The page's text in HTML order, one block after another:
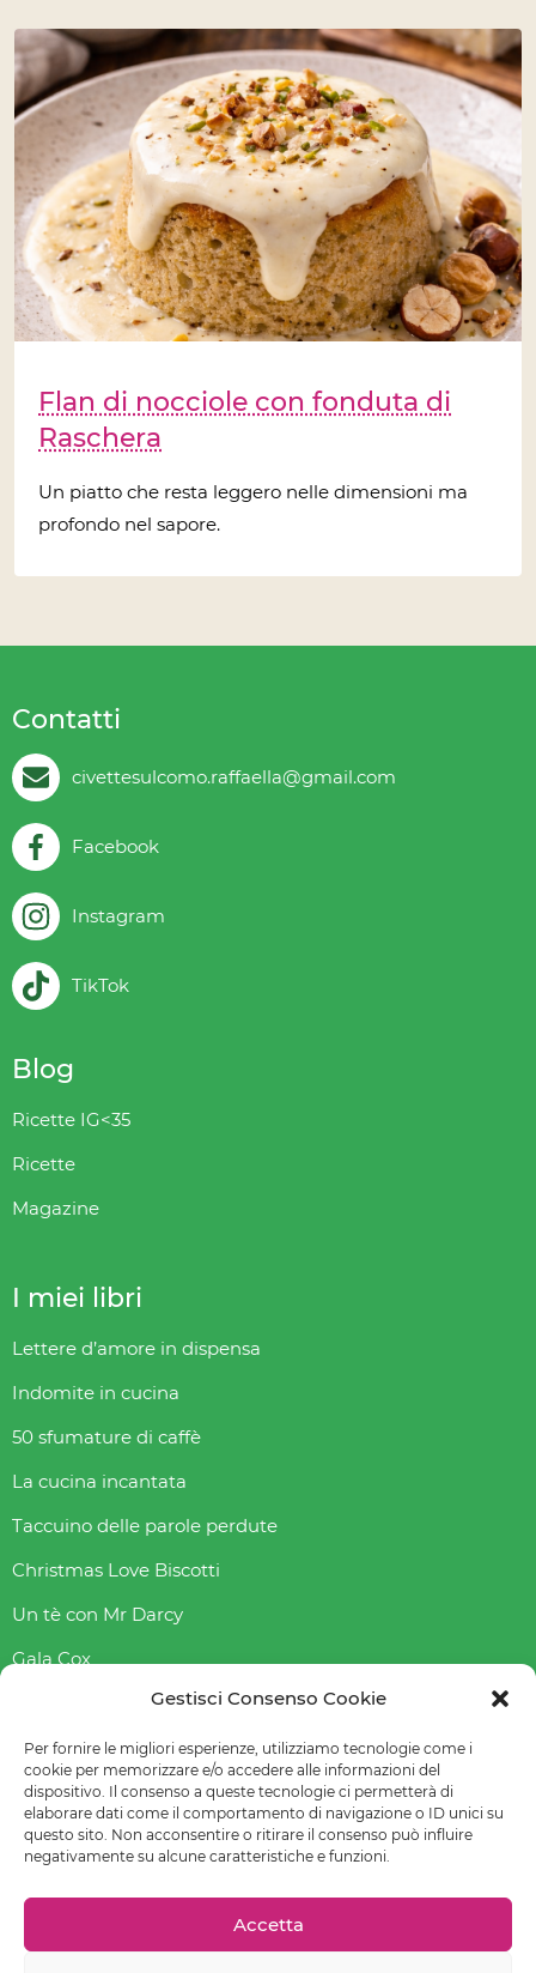
Gestisci Consenso Cookie
Per fornire le migliori esperienze, utilizziamo tecnologie come i
cookie per memorizzare e/o accedere alle informazioni del
dispositivo. Il consenso a queste tecnologie ci permetterà di
elaborare dati come il comportamento di navigazione o ID unici su
questo sito. Non acconsentire o ritirare il consenso può influire
negativamente su alcune caratteristiche e funzioni.
Accetta
Flan di nocciole con fonduta di
Raschera
Un piatto che resta leggero nelle dimensioni ma
profondo nel sapore.
Contatti
civettesulcomo.raffaella@gmail.com
Facebook
Instagram
TikTok
Blog
Ricette IG<35
Ricette
Magazine
I miei libri
Lettere d’amore in dispensa
Indomite in cucina
50 sfumature di caffè
La cucina incantata
Taccuino delle parole perdute
Christmas Love Biscotti
Un tè con Mr Darcy
Gala Cox
Indice gliceAmico
Abbasso l’indice glicemico
© 2022-2023 Raffaella Fenoglio – La mia email è
raffaellafenoglio@yahoo.it